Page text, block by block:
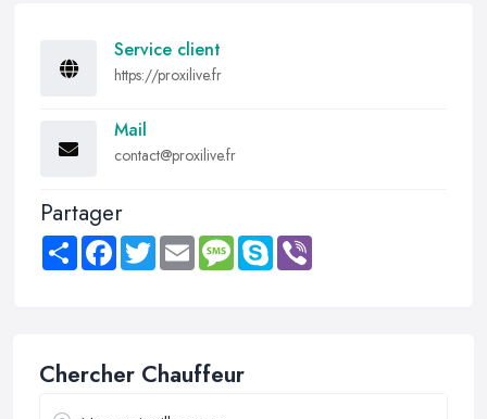
Service client
https://proxilive.fr
Mail
contact@proxilive.fr
Partager
Share FacebookTwitter Email MessageSkype
Chercher Chauffeur